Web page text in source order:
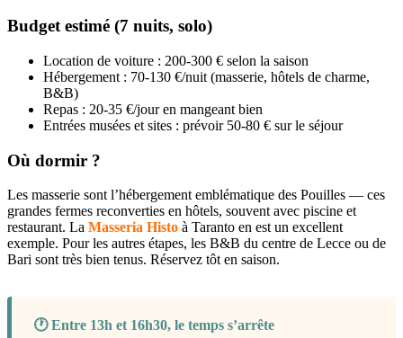
Budget estimé (7 nuits, solo)
Location de voiture : 200-300 € selon la saison
Hébergement : 70-130 €/nuit (masserie, hôtels de charme,
B&B)
Repas : 20-35 €/jour en mangeant bien
Entrées musées et sites : prévoir 50-80 € sur le séjour
Où dormir ?
Les masserie sont l’hébergement emblématique des Pouilles — ces
grandes fermes reconverties en hôtels, souvent avec piscine et
restaurant. La Masseria Histo à Taranto en est un excellent
exemple. Pour les autres étapes, les B&B du centre de Lecce ou de
Bari sont très bien tenus. Réservez tôt en saison.
🕐 Entre 13h et 16h30, le temps s’arrête